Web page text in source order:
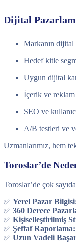
Dijital
Markanın dijital
Hedef kitle
Uygun dijital
İçerik ve
SEO ve
A/B testleri ve
Uzmanlarımız, hem
Toroslar’de
Toroslar’de çok
✅ Yerel Pazar Bilgisi:
✅ 360 Derece
✅ Kişiselleştirilmiş
✅ Şeffaf Raporlama:
✅ Uzun Vadeli